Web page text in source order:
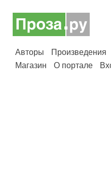
Авторы Произведения
Магазин
О портале